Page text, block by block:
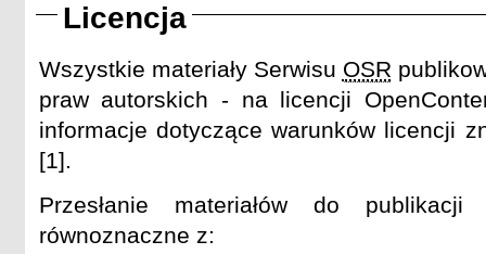
Licencja
Wszystkie materiały Serwisu OSR
praw autorskich - na licencji
informacje dotyczące warunków licencji
[1].
Przesłanie materiałów do
równoznaczne z: